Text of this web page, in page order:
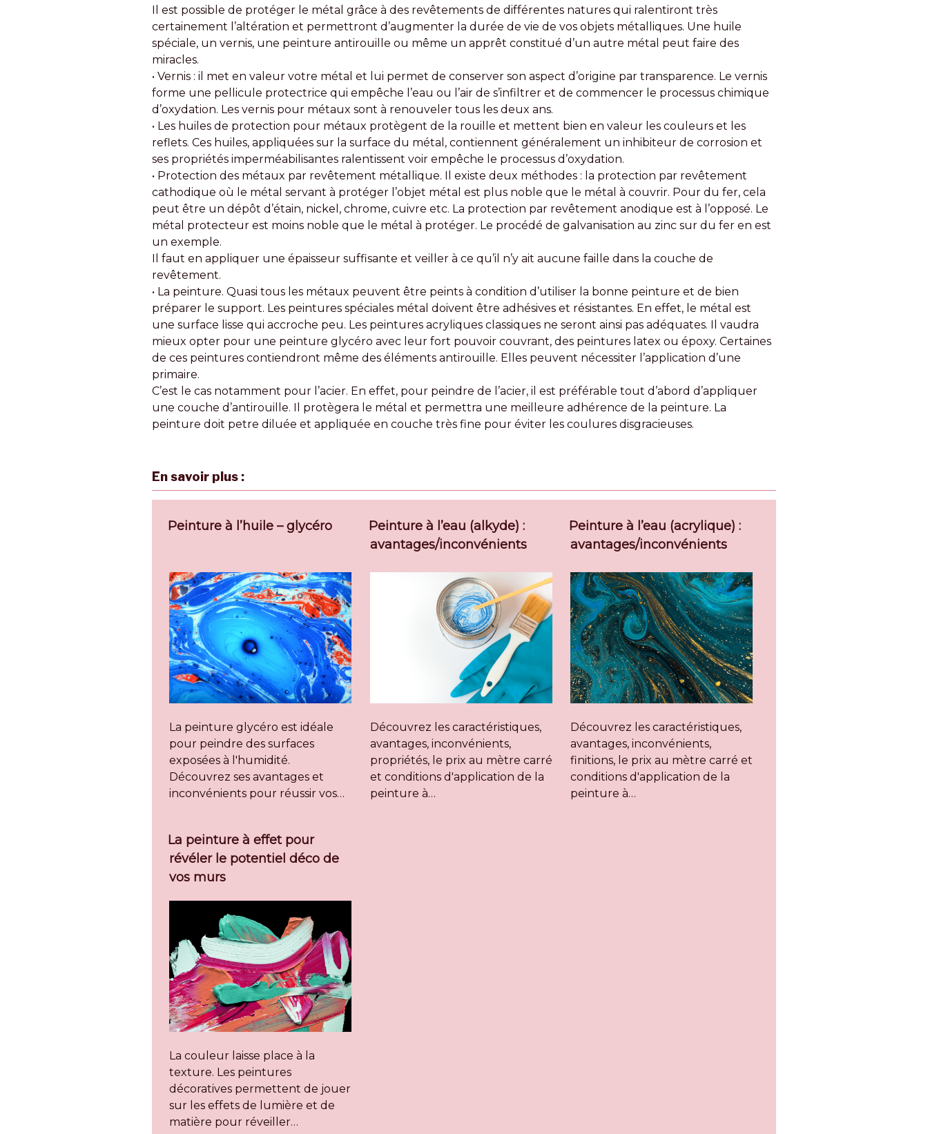
Il est possible de protéger le métal grâce à des revêtements de différentes natures qui ralentiront très
certainement l’altération et permettront d’augmenter la durée de vie de vos objets métalliques. Une huile
spéciale, un vernis, une peinture antirouille ou même un apprêt constitué d’un autre métal peut faire des
miracles.
• Vernis : il met en valeur votre métal et lui permet de conserver son aspect d’origine par transparence. Le vernis
forme une pellicule protectrice qui empêche l’eau ou l’air de s’infiltrer et de commencer le processus chimique
d’oxydation. Les vernis pour métaux sont à renouveler tous les deux ans.
• Les huiles de protection pour métaux protègent de la rouille et mettent bien en valeur les couleurs et les
reflets. Ces huiles, appliquées sur la surface du métal, contiennent généralement un inhibiteur de corrosion et
ses propriétés imperméabilisantes ralentissent voir empêche le processus d’oxydation.
• Protection des métaux par revêtement métallique. Il existe deux méthodes : la protection par revêtement
cathodique où le métal servant à protéger l’objet métal est plus noble que le métal à couvrir. Pour du fer, cela
peut être un dépôt d’étain, nickel, chrome, cuivre etc. La protection par revêtement anodique est à l’opposé. Le
métal protecteur est moins noble que le métal à protéger. Le procédé de galvanisation au zinc sur du fer en est
un exemple.
Il faut en appliquer une épaisseur suffisante et veiller à ce qu’il n’y ait aucune faille dans la couche de
revêtement.
• La peinture. Quasi tous les métaux peuvent être peints à condition d’utiliser la bonne peinture et de bien
préparer le support. Les peintures spéciales métal doivent être adhésives et résistantes. En effet, le métal est
une surface lisse qui accroche peu. Les peintures acryliques classiques ne seront ainsi pas adéquates. Il vaudra
mieux opter pour une peinture glycéro avec leur fort pouvoir couvrant, des peintures latex ou époxy. Certaines
de ces peintures contiendront même des éléments antirouille. Elles peuvent nécessiter l’application d’une
primaire.
C’est le cas notamment pour l’acier. En effet, pour peindre de l’acier, il est préférable tout d’abord d’appliquer
une couche d’antirouille. Il protègera le métal et permettra une meilleure adhérence de la peinture. La
peinture doit petre diluée et appliquée en couche très fine pour éviter les coulures disgracieuses.
En savoir plus :
Peinture à l’huile – glycéro
La peinture glycéro est idéale
pour peindre des surfaces
exposées à l'humidité.
Découvrez ses avantages et
inconvénients pour réussir vos…
Peinture à l’eau (alkyde) :
avantages/inconvénients
Découvrez les caractéristiques,
avantages, inconvénients,
propriétés, le prix au mètre carré
et conditions d'application de la
peinture à…
Peinture à l’eau (acrylique) :
avantages/inconvénients
Découvrez les caractéristiques,
avantages, inconvénients,
finitions, le prix au mètre carré et
conditions d'application de la
peinture à…
La peinture à effet pour
révéler le potentiel déco de
vos murs
La couleur laisse place à la
texture. Les peintures
décoratives permettent de jouer
sur les effets de lumière et de
matière pour réveiller…